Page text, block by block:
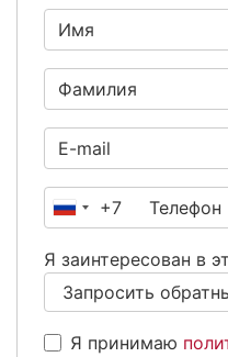
Россия
+7
Я заинтересован в
Я принимаю